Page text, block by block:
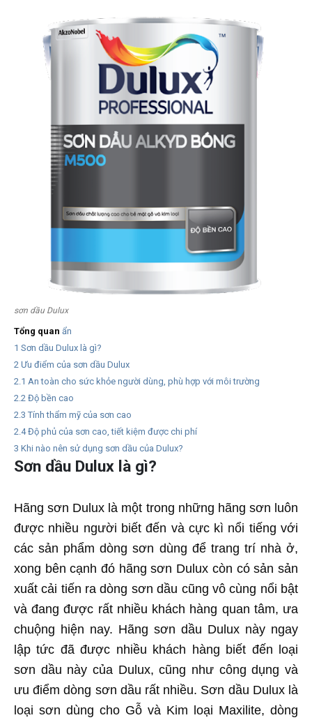
sơn dầu Dulux
Tổng quan ẩn
1 Sơn dầu Dulux là gì?
2 Ưu điểm của sơn dầu Dulux
2.1 An toàn cho sức khỏe người dùng, phù hợp với môi trường
2.2 Độ bền cao
2.3 Tính thẩm mỹ của sơn cao
2.4 Độ phủ của sơn cao, tiết kiệm được chi phí
3 Khi nào nên sử dụng sơn dầu của Dulux?
Sơn dầu Dulux là gì?
Hãng sơn Dulux là một trong những hãng sơn luôn
được nhiều người biết đến và cực kì nổi tiếng với
các sản phẩm dòng sơn dùng để trang trí nhà ở,
xong bên cạnh đó hãng sơn Dulux còn có sản sản
xuất cải tiến ra dòng sơn dầu cũng vô cùng nổi bật
và đang được rất nhiều khách hàng quan tâm, ưa
chuộng hiện nay. Hãng sơn dầu Dulux này ngay
lập tức đã được nhiều khách hàng biết đến loại
sơn dầu này của Dulux, cũng như công dụng và
ưu điểm dòng sơn dầu rất nhiều. Sơn dầu Dulux là
loại sơn dùng cho Gỗ và Kim loại Maxilite, dòng